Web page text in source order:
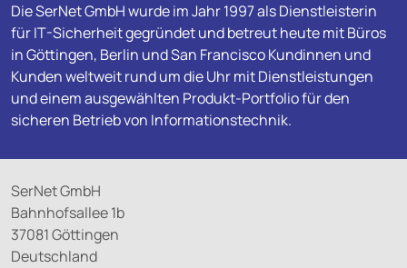
Die SerNet GmbH wurde im Jahr 1997 als Dienstleisterin
für IT-Sicherheit gegründet und betreut heute mit Büros
in Göttingen, Berlin und San Francisco Kundinnen und
Kunden weltweit rund um die Uhr mit Dienstleistungen
und einem ausgewählten Produkt-Portfolio für den
sicheren Betrieb von Informationstechnik.
SerNet GmbH
Bahnhofsallee 1b
37081 Göttingen
Deutschland